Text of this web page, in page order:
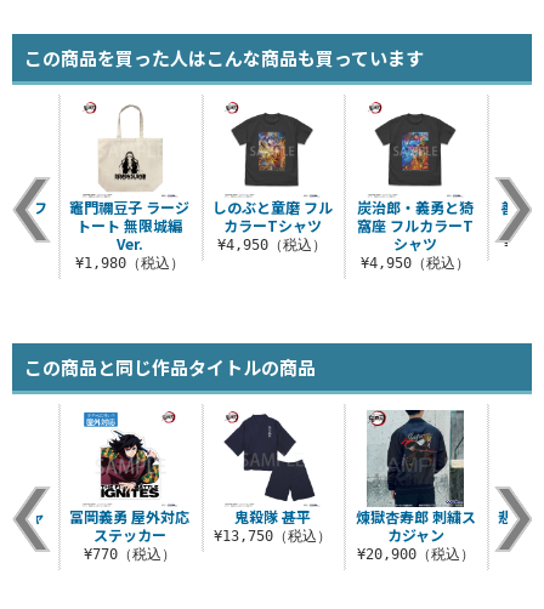
この商品を買った人はこんな商品も買っています
しのぶと童磨 フル
カラーTシャツ
¥4,950（税込）
炭治郎・義勇と猗
窩座 フルカラーT
シャツ
¥4,950（税込）
善逸
ラフ
グ
込）
竈門禰豆子 ラージ
トート 無限城編
Ver.
¥1,980（税込）
この商品と同じ作品タイトルの商品
鬼殺隊 甚平
¥13,750（税込）
煉獄杏寿郎 刺繍ス
カジャン
¥20,900（税込）
悲鳴
Tシャ
込）
冨岡義勇 屋外対応
ステッカー
¥770（税込）